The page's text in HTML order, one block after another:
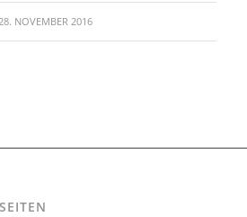
NOVEMBER 2016